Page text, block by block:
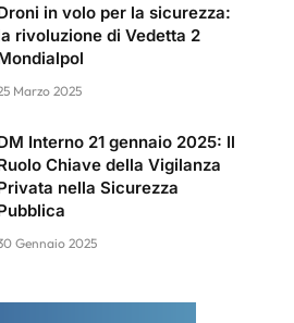
in volo per la sicurezza:
rivoluzione di Vedetta 2
Marzo 2025
Interno 21 gennaio 2025: Il
Chiave della Vigilanza
nella Sicurezza
Gennaio 2025